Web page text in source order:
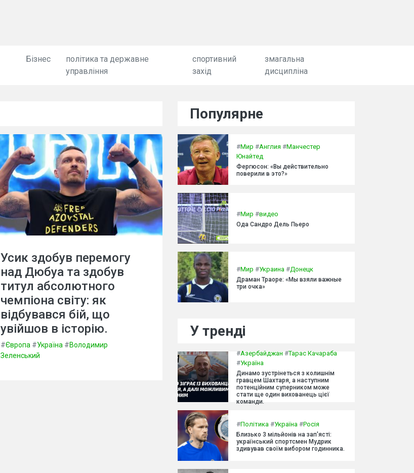
Бізнес
політика та державне
управління
спортивний
захід
змагальна
дисципліна
Усик здобув перемогу
над Дюбуа та здобув
титул абсолютного
чемпіона світу: як
відбувався бій, що
увійшов в історію.
#Європа #Україна #Володимир
Зеленський
Популярне
#Мир #Англия #Манчестер
Юнайтед
Фергюсон: «Вы действительно
поверили в это?»
#Мир #видео
Ода Сандро Дель Пьеро
#Мир #Украина #Донецк
Драман Траоре: «Мы взяли важные
три очка»
У тренді
#Азербайджан #Тарас Качараба
#Україна
Динамо зустрінеться з колишнім
гравцем Шахтаря, а наступним
потенційним суперником може
стати ще один вихованець цієї
команди.
#Політика #Україна #Росія
Близько 3 мільйонів на зап'ясті:
український спортсмен Мудрик
здивував своїм вибором годинника.